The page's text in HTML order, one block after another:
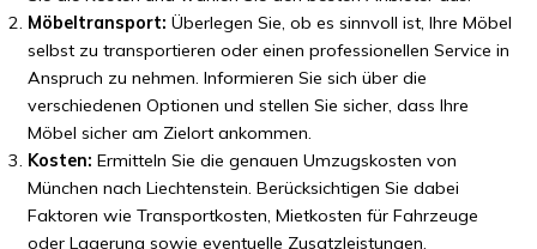
Möbeltransport: Überlegen Sie, ob es sinnvoll ist, Ihre Möbel
selbst zu transportieren oder einen professionellen Service in
Anspruch zu nehmen. Informieren Sie sich über die
verschiedenen Optionen und stellen Sie sicher, dass Ihre
Möbel sicher am Zielort ankommen.
Kosten: Ermitteln Sie die genauen Umzugskosten von
München nach Liechtenstein. Berücksichtigen Sie dabei
Faktoren wie Transportkosten, Mietkosten für Fahrzeuge
oder Lagerung sowie eventuelle Zusatzleistungen.